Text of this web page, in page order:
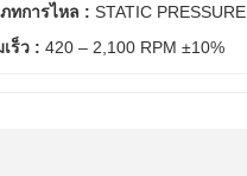
ภทการไหล :STATIC PRESSURE
ร็ว : 420 – 2,100 RPM ±10%